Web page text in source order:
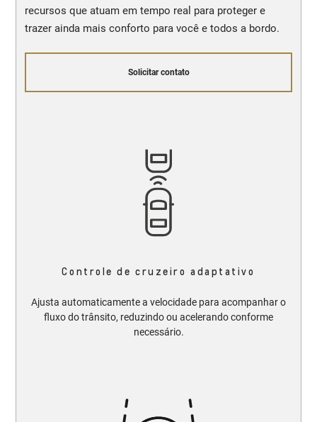
recursos que atuam em tempo real para proteger e
trazer ainda mais conforto para você e todos a bordo.
Solicitar contato
Controle de cruzeiro adaptativo
Ajusta automaticamente a velocidade para acompanhar o
fluxo do trânsito, reduzindo ou acelerando conforme
necessário.​​